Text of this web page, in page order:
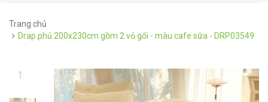
Trang chủ
Drap phủ 200x230cm gồm 2 vỏ gối - màu cafe sữa - DRP03549